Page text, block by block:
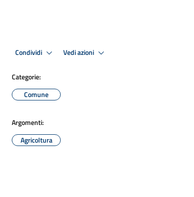
Condividi Vedi azioni
Categorie:
Comune
Argomenti:
Agricoltura